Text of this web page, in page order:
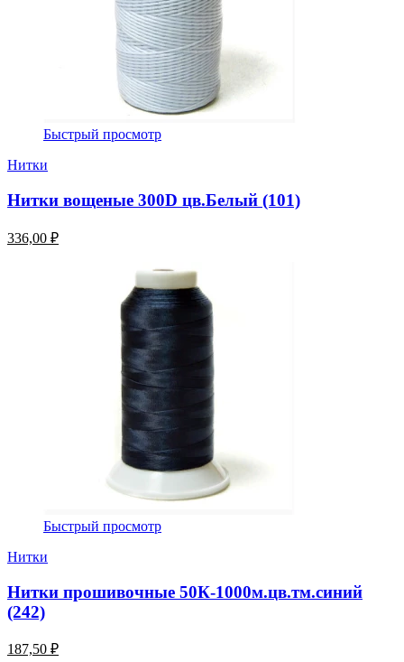
Быстрый просмотр
Нитки
Нитки вощеные 300D цв.Белый (101)
336,00 ₽
Быстрый просмотр
Нитки
Нитки прошивочные 50К-1000м.цв.тм.синий
(242)
187,50 ₽